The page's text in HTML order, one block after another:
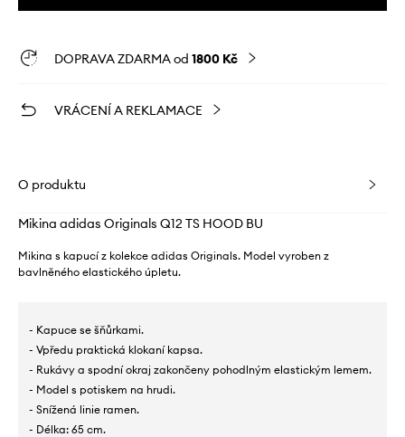
DOPRAVA ZDARMA od 1800 Kč
VRÁCENÍ A REKLAMACE
O produktu
Mikina adidas Originals Q12 TS HOOD BU
Mikina s kapucí z kolekce adidas Originals. Model vyroben z
bavlněného elastického úpletu.
- Kapuce se šňůrkami.
- Vpředu praktická klokaní kapsa.
- Rukávy a spodní okraj zakončeny pohodlným elastickým lemem.
- Model s potiskem na hrudi.
- Snížená linie ramen.
- Délka: 65 cm.